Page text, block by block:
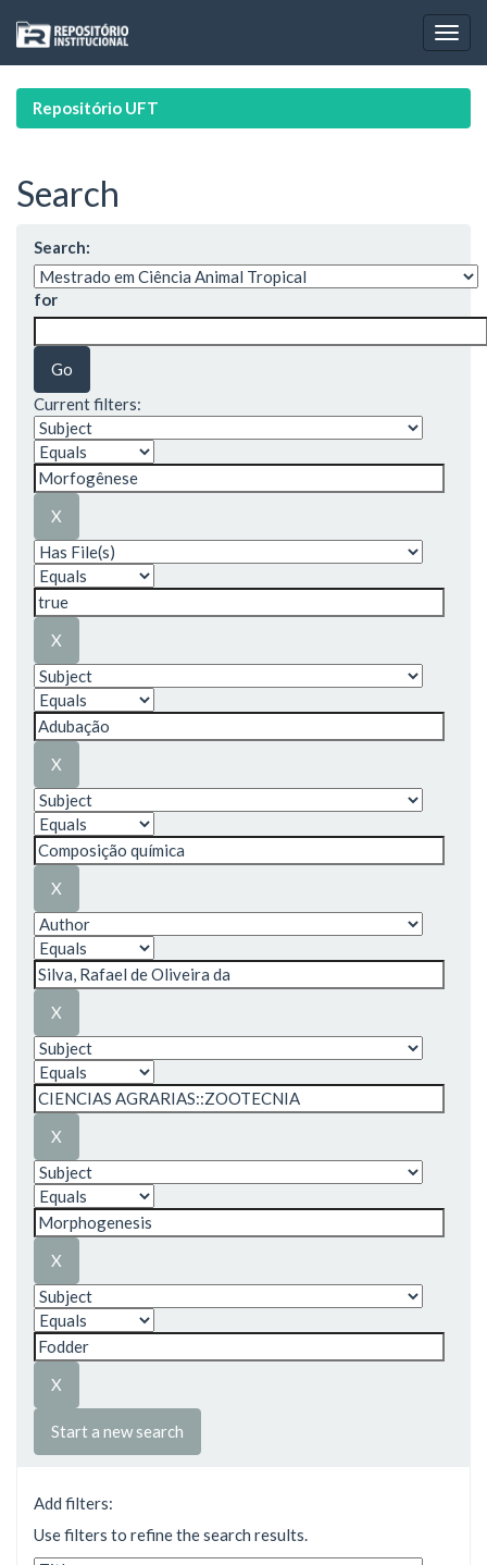
navigation
Repositório UFT
Search
Search:
for
Current filters:
Start a new search
Add filters:
Use filters to refine the search results.